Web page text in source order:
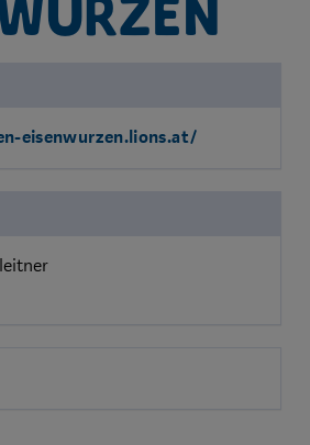
eisenwurzen.lions.at/